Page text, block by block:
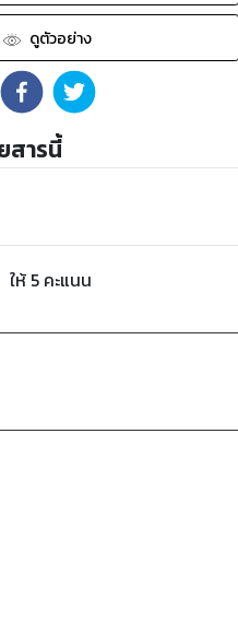
ดูตัวอย่าง
สารนี้
ให้ 5 คะแนน